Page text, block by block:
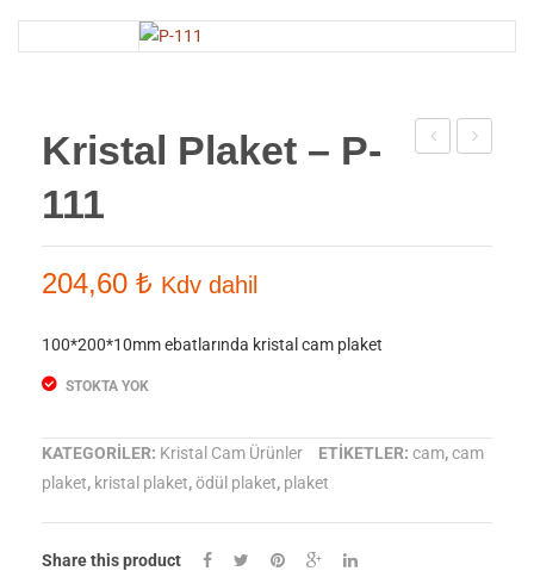
İLETIŞIM
Kristal Plaket – P-
111
204,60 ₺ Kdv dahil
100*200*10mm ebatlarında kristal cam plaket
STOKTA YOK
KATEGORILER: Kristal Cam Ürünler ETIKETLER: cam,cam
plaket, kristal plaket,ödül plaket, plaket
Share this product